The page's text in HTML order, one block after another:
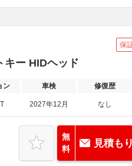
保
キー HIDヘッド
ン 車検 修復歴
2027年12月 なし
無
料
見積も